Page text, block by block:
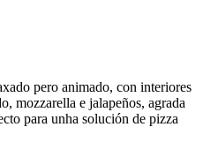
pero animado, con interiores
mozzarella e jalapeños, agrada
para unha solución de pizza